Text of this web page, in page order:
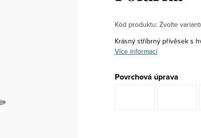
Kód produktu: Zvolte
Krásný stříbrný přívěsek s
Více informací
Povrchová úprava